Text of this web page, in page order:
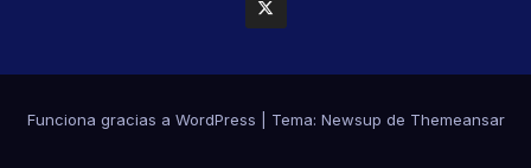
Funciona gracias a WordPress Tema: Newsup de Themeansar